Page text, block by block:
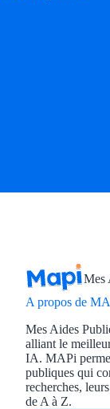
Mes
A propos de
Mes Aides
alliant le
IA. MAPi
publiques qui
recherches,
de A à Z.